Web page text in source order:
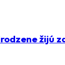
žijú